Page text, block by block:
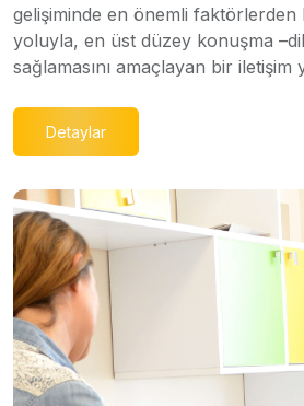
gelişiminde en önemli faktörlerden
yoluyla, en üst düzey konuşma
sağlamasını amaçlayan bir iletişim
Detaylar